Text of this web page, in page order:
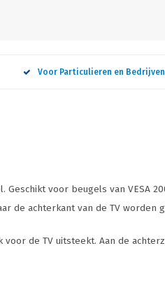
Voor Particulieren en
voor beugels van VESA
de achterkant van de TV
de TV uitsteekt. Aan de